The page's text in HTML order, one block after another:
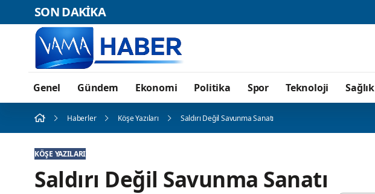
SON DAKİKA
Genel Gündem Ekonomi Politika Spor Teknoloji Sağlık
Haberler Köşe Yazıları Saldırı Değil Savunma Sanatı
KÖŞE YAZILARI
Saldırı Değil Savunma Sanatı